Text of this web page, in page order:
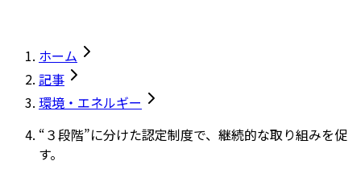
ホーム
記事
環境・エネルギー
“３段階”に分けた認定制度で、継続的な取り組みを促
す。